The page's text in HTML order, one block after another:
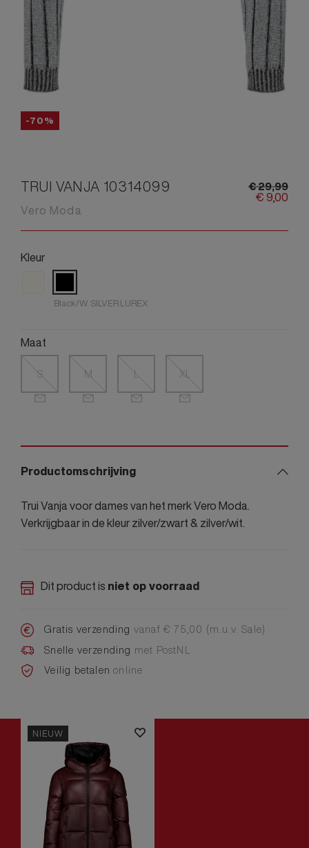
-70%
TRUI VANJA 10314099
Vero Moda
€29,99
€9,00
Kleur
Black/W. SILVER LUREX
Maat
S M L XL
Productomschrijving
Trui Vanja voor dames van het merk Vero Moda.
Verkrijgbaar in de kleur zilver/zwart & zilver/wit.
Dit product is niet op voorraad
Gratis verzending vanaf € 75,00 (m.u.v. Sale)
Snelle verzending met PostNL
Veilig betalenonline
NIEUW